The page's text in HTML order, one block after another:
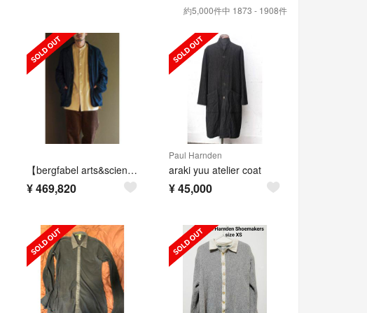
約5,000件中 1873 - 1908件
【bergfabel arts&science別注】Walking Jacket
¥469,820
Paul Harnden
araki yuu atelier coat
¥45,000